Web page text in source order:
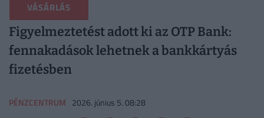
VÁSÁRLÁS
Figyelmeztetést adott ki az OTP Bank:
fennakadások lehetnek a bankkártyás
fizetésben
PÉNZCENTRUM 2026. június 5. 08:28